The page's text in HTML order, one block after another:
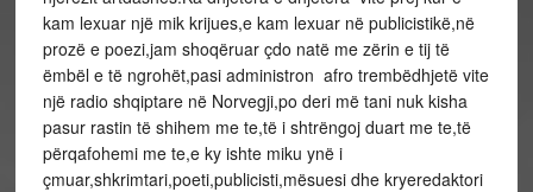
kam lexuar një mik krijues,e kam lexuar në publicistikë,në
prozë e poezi,jam shoqëruar çdo natë me zërin e tij të
ëmbël e të ngrohët,pasi administron afro trembëdhjetë vite
një radio shqiptare në Norvegji,po deri më tani nuk kisha
pasur rastin të shihem me te,të i shtrëngoj duart me te,të
përqafohemi me te,e ky ishte miku ynë i
çmuar,shkrimtari,poeti,publicisti,mësuesi dhe kryeredaktori